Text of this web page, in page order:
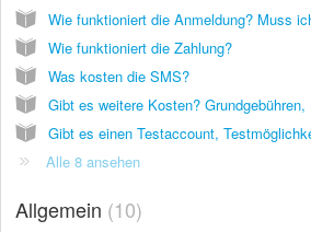
Wie funktioniert die Anmeldung? Muss
Wie funktioniert die Zahlung?
Was kosten die SMS?
Gibt es einen Testaccount,
Alle 8 ansehen
Allgemein 10